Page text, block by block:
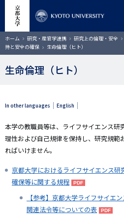
コ
ン
テ
ツ
動
サイト内検索
ホーム 研究・産官学連携 研究上の倫理・安全
持と安全の確保
生命倫理（ヒト）
生命倫理（ヒト）
In other languages English
本学の教職員等は、ライフサイエンス研
理性および自己規律を保持し、研究規範
ればいけません。
京都大学におけるライフサイエンス
確保等に関する規程
【参考】京都大学ライフサイエ
関連法令等についての表